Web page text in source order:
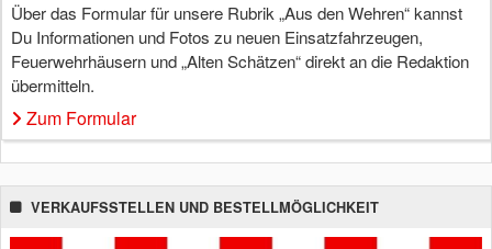
Über das Formular für unsere Rubrik „Aus den Wehren“ kannst
Du Informationen und Fotos zu neuen Einsatzfahrzeugen,
Feuerwehrhäusern und „Alten Schätzen“ direkt an die Redaktion
übermitteln.
Zum Formular
VERKAUFSSTELLEN UND BESTELLMÖGLICHKEIT